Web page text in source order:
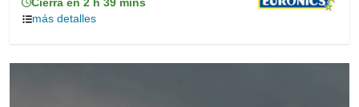
más detalles